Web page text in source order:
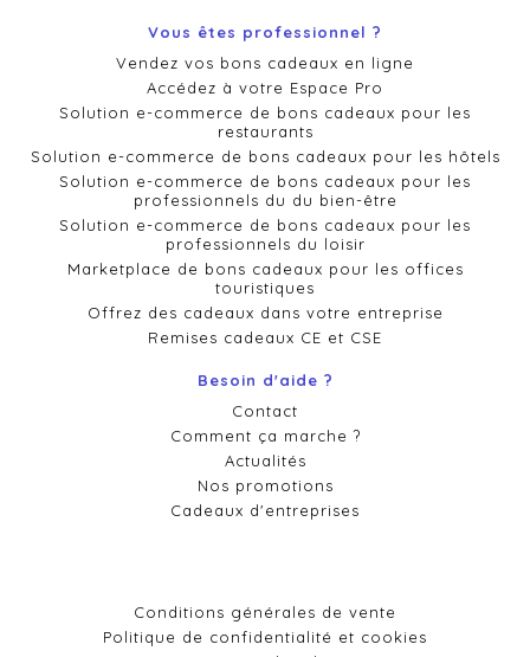
Vous êtes professionnel ?
Vendez vos bons cadeaux en ligne
Accédez à votre Espace Pro
Solution e-commerce de bons cadeaux pour les
restaurants
Solution e-commerce de bons cadeaux pour les hôtels
Solution e-commerce de bons cadeaux pour les
professionnels du du bien-être
Solution e-commerce de bons cadeaux pour les
professionnels du loisir
Marketplace de bons cadeaux pour les offices
touristiques
Offrez des cadeaux dans votre entreprise
Remises cadeaux CE et CSE
Besoin d'aide ?
Contact
Comment ça marche ?
Actualités
Nos promotions
Cadeaux d'entreprises
Conditions générales de vente
Politique de confidentialité et cookies